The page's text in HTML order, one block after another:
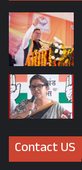
Contact US